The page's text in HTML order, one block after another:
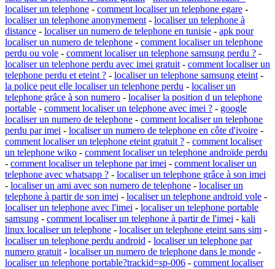
localiser un telephone - comment localiser un telephone egare -
localiser un telephone anonymement - localiser un telephone à
distance - localiser un numero de telephone en tunisie - apk pour
localiser un numero de telephone - comment localiser un telephone
perdu ou vole - comment localiser un telephone samsung perdu ? -
localiser un telephone perdu avec imei gratuit - comment localiser un
telephone perdu et eteint ? - localiser un telephone samsung eteint -
la police peut elle localiser un telephone perdu - localiser un
telephone grâce à son numero - localiser la position d un telephone
portable - comment localiser un telephone avec imei ? - google
localiser un numero de telephone - comment localiser un telephone
perdu par imei - localiser un numero de telephone en côte d'ivoire -
comment localiser un telephone eteint gratuit ? - comment localiser
un telephone wiko - comment localiser un telephone androïde perdu
- comment localiser un telephone par imei - comment localiser un
telephone avec whatsapp ? - localiser un telephone grâce à son imei
- localiser un ami avec son numero de telephone - localiser un
telephone à partir de son imei - localiser un telephone android vole -
localiser un telephone avec l'imei - localiser un telephone portable
samsung - comment localiser un telephone à partir de l'imei - kali
linux localiser un telephone - localiser un telephone eteint sans sim -
localiser un telephone perdu android - localiser un telephone par
numero gratuit - localiser un numero de telephone dans le monde -
localiser un telephone portable?trackid=sp-006 - comment localiser